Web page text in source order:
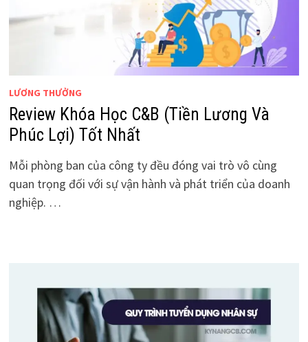
LƯƠNG THƯỞNG
Review Khóa Học C&B (Tiền Lương Và
Phúc Lợi) Tốt Nhất
Mỗi phòng ban của công ty đều đóng vai trò vô cùng
quan trọng đối với sự vận hành và phát triển của doanh
nghiệp. …